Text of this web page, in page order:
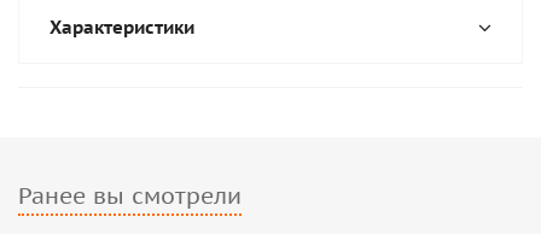
Характеристики
Ранее вы смотрели